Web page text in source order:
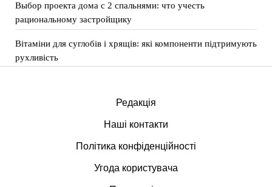
Выбор проекта дома с 2 спальнями: что учесть
рациональному застройщику
Вітаміни для суглобів і хрящів: які компоненти підтримують
рухливість
Редакція
Наші контакти
Політика конфіденційності
Угода користувача